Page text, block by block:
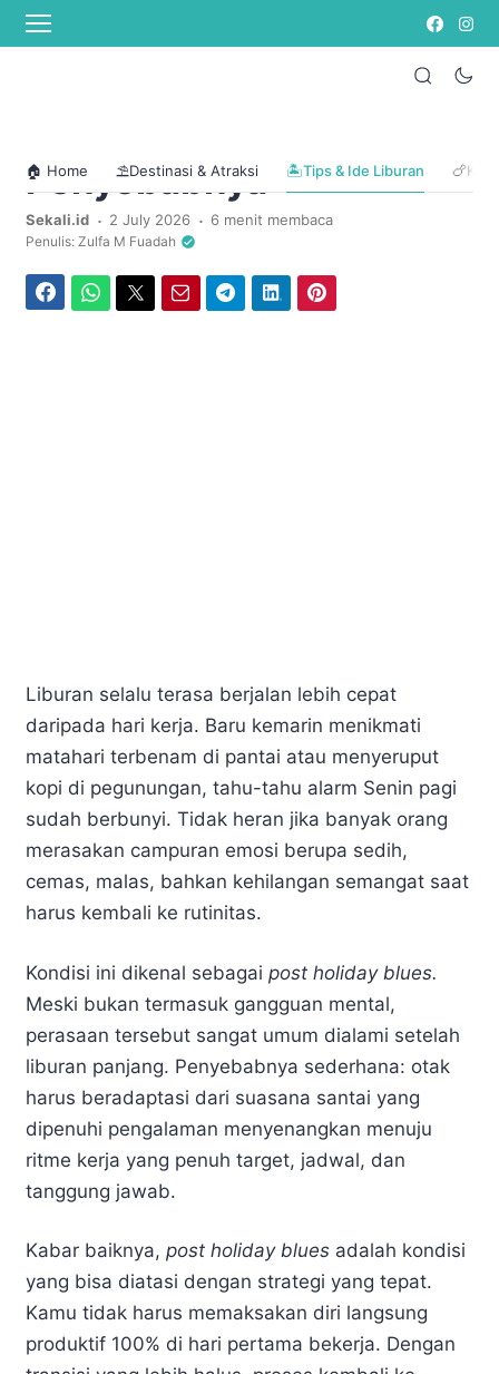
🏠 Home ⛱️Destinasi & Atraksi 🏝️Tips & Ide Liburan
Home/Tips & Ide Liburan
Penyebabnya
Sekali.id . 2 July 2026 . 6 menit membaca
Penulis: Zulfa M Fuadah
Liburan selalu terasa berjalan lebih cepat
daripada hari kerja. Baru kemarin menikmati
matahari terbenam di pantai atau menyeruput
kopi di pegunungan, tahu-tahu alarm Senin pagi
sudah berbunyi. Tidak heran jika banyak orang
merasakan campuran emosi berupa sedih,
cemas, malas, bahkan kehilangan semangat saat
harus kembali ke rutinitas.
Kondisi ini dikenal sebagai post holiday blues.
Meski bukan termasuk gangguan mental,
perasaan tersebut sangat umum dialami setelah
liburan panjang. Penyebabnya sederhana: otak
harus beradaptasi dari suasana santai yang
dipenuhi pengalaman menyenangkan menuju
ritme kerja yang penuh target, jadwal, dan
tanggung jawab.
Kabar baiknya, post holiday blues adalah kondisi
yang bisa diatasi dengan strategi yang tepat.
Kamu tidak harus memaksakan diri langsung
produktif 100% di hari pertama bekerja. Dengan